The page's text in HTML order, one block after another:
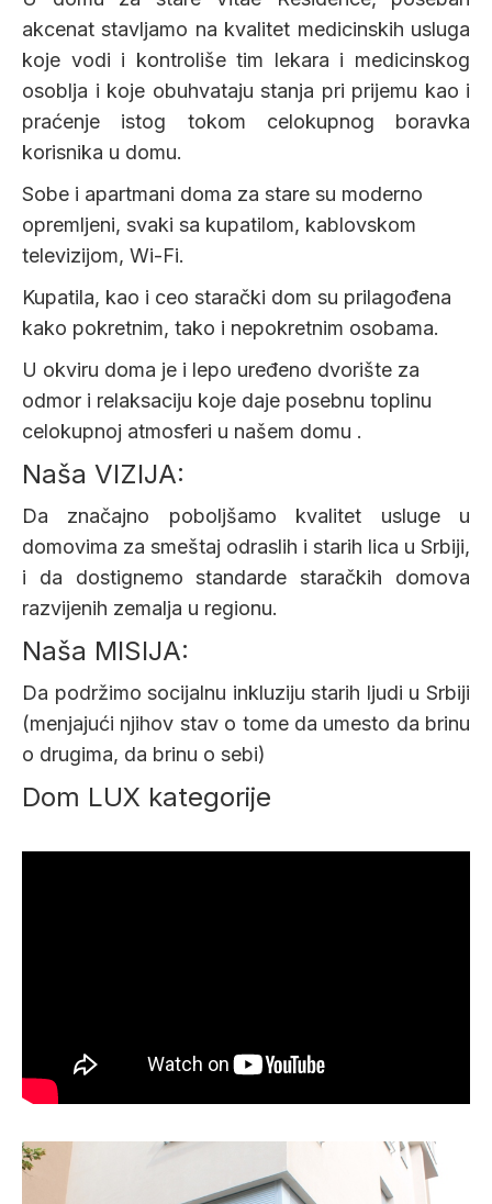
akcenat stavljamo na kvalitet medicinskih usluga
koje vodi i kontroliše tim lekara i medicinskog
osoblja i koje obuhvataju stanja pri prijemu kao i
praćenje istog tokom celokupnog boravka
korisnika u domu.
Sobe i apartmani doma za stare su moderno
opremljeni, svaki sa kupatilom, kablovskom
televizijom, Wi-Fi.
Kupatila, kao i ceo starački dom su prilagođena
kako pokretnim, tako i nepokretnim osobama.
U okviru doma je i lepo uređeno dvorište za
odmor i relaksaciju koje daje posebnu toplinu
celokupnoj atmosferi u našem domu .
Naša VIZIJA:
Da značajno poboljšamo kvalitet usluge u
domovima za smeštaj odraslih i starih lica u Srbiji,
i da dostignemo standarde staračkih domova
razvijenih zemalja u regionu.
Naša MISIJA:
Da podržimo socijalnu inkluziju starih ljudi u Srbiji
(menjajući njihov stav o tome da umesto da brinu
o drugima, da brinu o sebi)
Dom LUX kategorije